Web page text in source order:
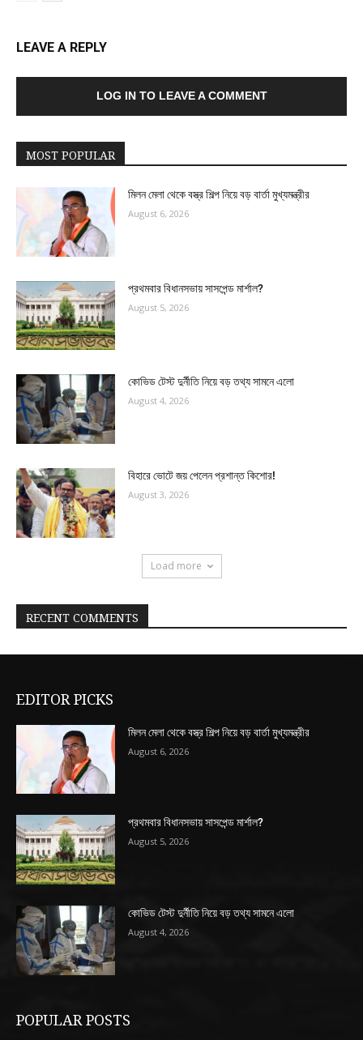
LEAVE A REPLY
LOG IN TO LEAVE A COMMENT
MOST POPULAR
মিলন মেলা থেকে বস্ত্র শিল্প নিয়ে বড় বার্তা মুখ্যমন্ত্রীর
August 6, 2026
প্রথমবার বিধানসভায় সাসপেন্ড মার্শাল?
August 5, 2026
কোভিড টেস্ট দুর্নীতি নিয়ে বড় তথ্য সামনে এলো
August 4, 2026
বিহারে ভোটে জয় পেলেন প্রশান্ত কিশোর!
August 3, 2026
Load more
RECENT COMMENTS
EDITOR PICKS
মিলন মেলা থেকে বস্ত্র শিল্প নিয়ে বড় বার্তা মুখ্যমন্ত্রীর
August 6, 2026
প্রথমবার বিধানসভায় সাসপেন্ড মার্শাল?
August 5, 2026
কোভিড টেস্ট দুর্নীতি নিয়ে বড় তথ্য সামনে এলো
August 4, 2026
POPULAR POSTS